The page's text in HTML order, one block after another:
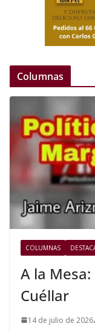
Columnas
COLUMNAS
A la
Cuéllar
14 de julio de 2026